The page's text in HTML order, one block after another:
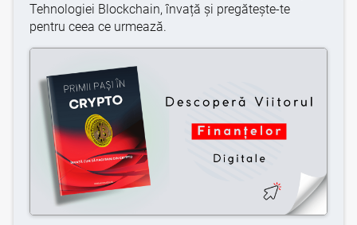
Tehnologiei Blockchain, învață și pregătește-te
pentru ceea ce urmează.